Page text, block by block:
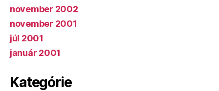
november 2002
november 2001
júl 2001
január 2001
Kategórie